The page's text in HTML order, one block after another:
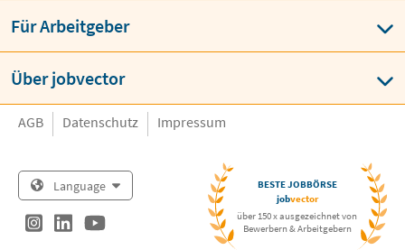
Für Arbeitgeber
Über jobvector
AGB Datenschutz Impressum
Language
BESTE JOBBÖRSE
jobvector
über 150 x ausgezeichnet von
Bewerbern & Arbeitgebern